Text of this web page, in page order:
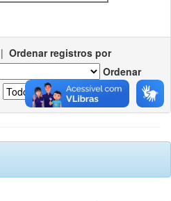
| Ordenar registros por
Ordenar